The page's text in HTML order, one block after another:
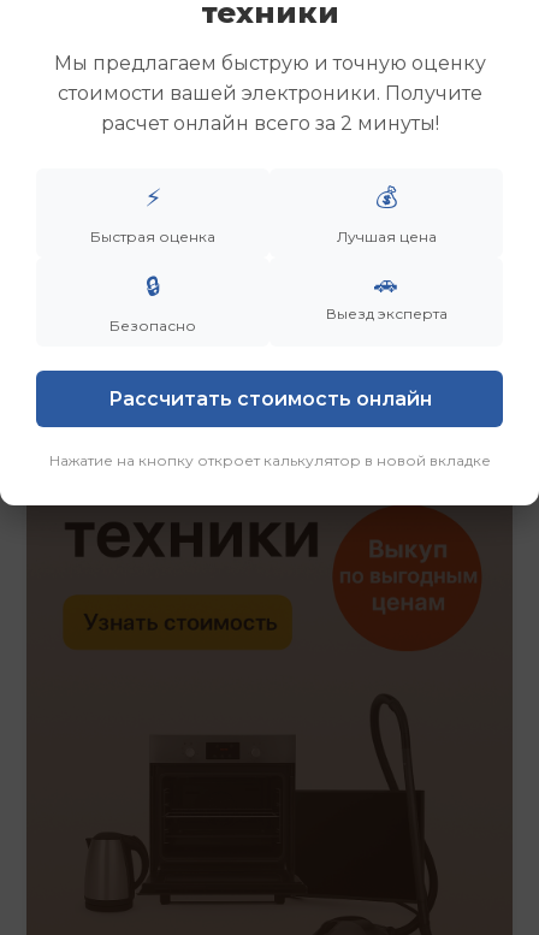
Скупка ноутбуков
Скупка игровых ноутбуков
Скупка рабочих ноутбуков
Скупка старых ноутбуков (б/у)
Скупка роутеров и сетевого оборудования
техники
Мы предлагаем быструю и точную оценку
стоимости вашей электроники. Получите
расчет онлайн всего за 2 минуты!
⚡
Быстрая оценка
💰
Лучшая цена
🔒
Безопасно
🚗
Выезд эксперта
Рассчитать стоимость онлайн
Нажатие на кнопку откроет калькулятор в новой вкладке